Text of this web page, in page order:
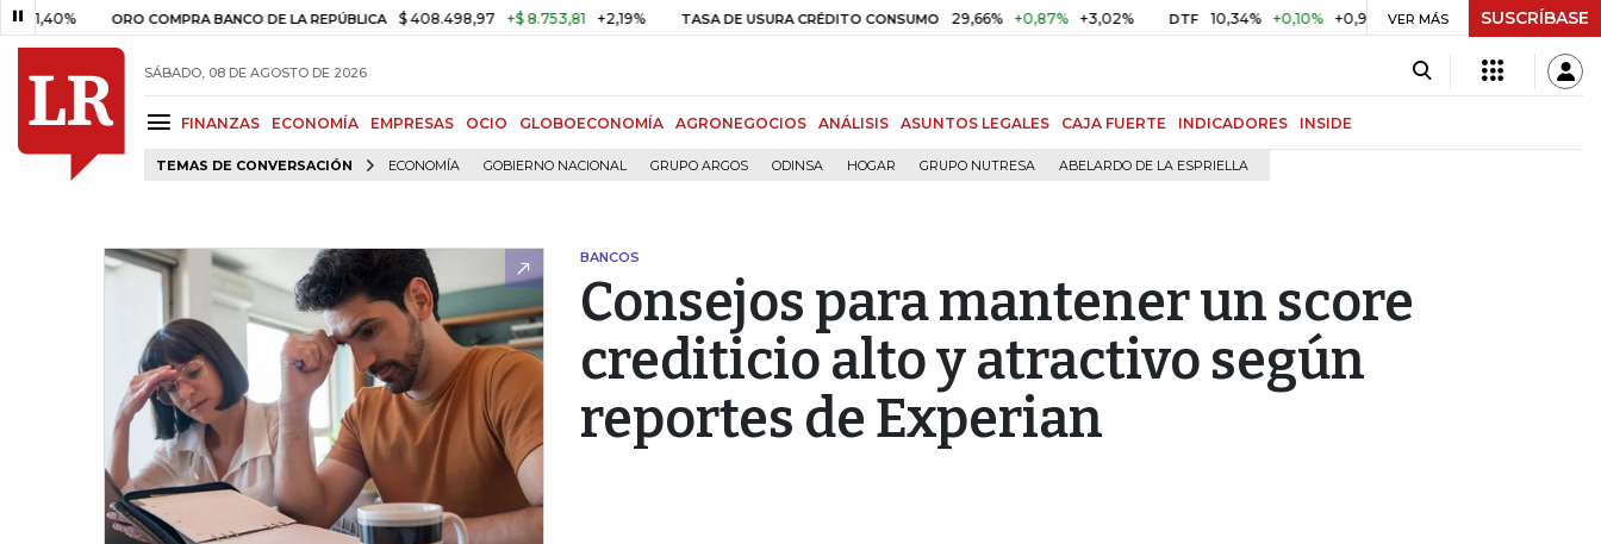
ORO COMPRA BANCO DE LA REPÚBLICA $ 408.498,97 +$ 8.753,81 +2,19% TASA DE USURA CRÉDITO CONSUMO 29,66% +0,87% +3,02% DTF 10,34% +0,10% +0,98% UVR $ 416,96 +$ 0,05 +0,01%
VER MÁS SUSCRÍBASE
SÁBADO, 08 DE AGOSTO DE 2026
FINANZAS ECONOMÍA EMPRESAS OCIO GLOBOECONOMÍA AGRONEGOCIOS ANÁLISIS ASUNTOS LEGALES CAJA FUERTE INDICADORES INSIDE
TEMAS DE CONVERSACIÓN ECONOMÍA GOBIERNO NACIONAL GRUPO ARGOS ODINSA HOGAR GRUPO NUTRESA ABELARDO DE LA ESPRIELLA
BANCOS
Consejos para mantener un score
crediticio alto y atractivo según
reportes de Experian